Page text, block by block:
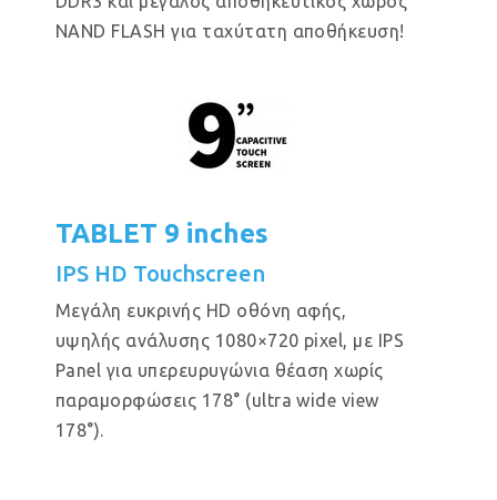
NAND FLASH για ταχύτατη αποθήκευση!
TABLET 9 inches
IPS HD Touchscreen
Μεγάλη ευκρινής HD οθόνη αφής,
υψηλής ανάλυσης 1080×720 pixel, με IPS
Panel για υπερευρυγώνια θέαση χωρίς
παραμορφώσεις 178° (ultra wide view
178°).